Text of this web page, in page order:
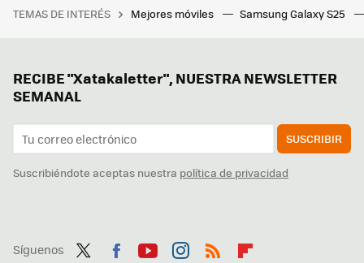
TEMAS DE INTERÉS Mejores móviles Samsung Galaxy S25
RECIBE "Xatakaletter", NUESTRA NEWSLETTER
SEMANAL
SUSCRIBIR
Suscribiéndote aceptas nuestra política de privacidad
Síguenos